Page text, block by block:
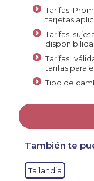
Tarifas
tarjetas
Tarifas
Tarifas
tarifas para
Tipo de
También te
Tailandia